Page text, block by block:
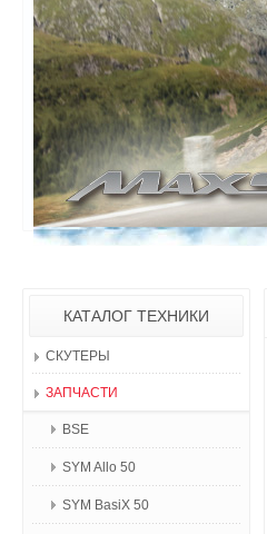
КАТАЛОГ ТЕХНИКИ
СКУТЕРЫ
ЗАПЧАСТИ
BSE
SYM Allo 50
SYM BasiX 50